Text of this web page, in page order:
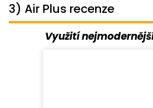
3) Air Plus recenze
Využití